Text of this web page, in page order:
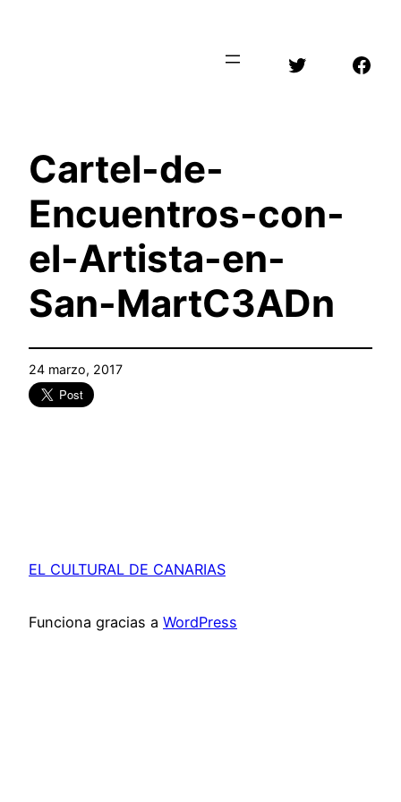
Twitter
Cartel-de-
Encuentros-con-
el-Artista-en-
San-MartC3ADn
24 marzo, 2017
EL CULTURAL DE CANARIAS
Funciona gracias a WordPress